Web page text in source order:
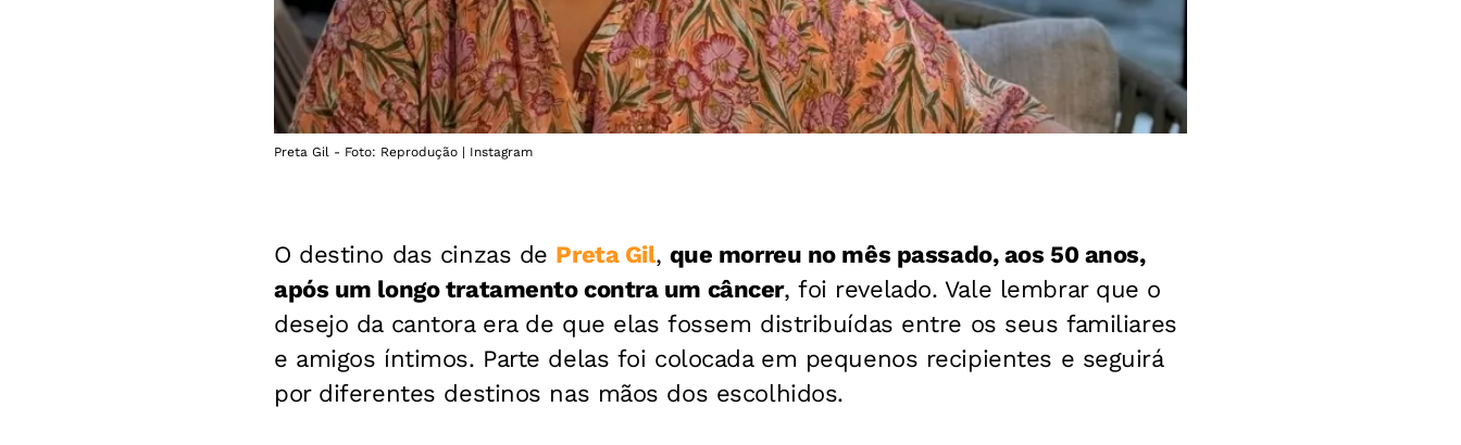
Preta Gil - Foto: Reprodução | Instagram
O destino das cinzas de Preta Gil, que morreu no mês passado, aos 50 anos,
após um longo tratamento contra um câncer, foi revelado. Vale lembrar que o
desejo da cantora era de que elas fossem distribuídas entre os seus familiares
e amigos íntimos. Parte delas foi colocada em pequenos recipientes e seguirá
por diferentes destinos nas mãos dos escolhidos.